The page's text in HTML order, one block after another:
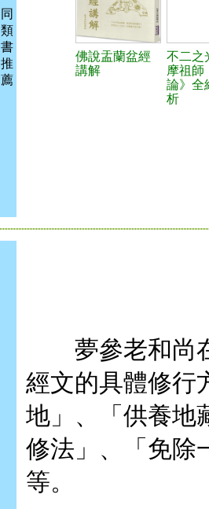
同
類
書
推
薦
佛說盂蘭盆經
講解
不二之
摩祖師
論》全
析
夢參老和尚在
經文的具體修行
地」、「供養地
修法」、「免除
等。